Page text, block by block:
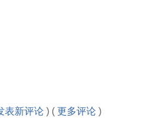
表新评论 ) ( 更多评论 )